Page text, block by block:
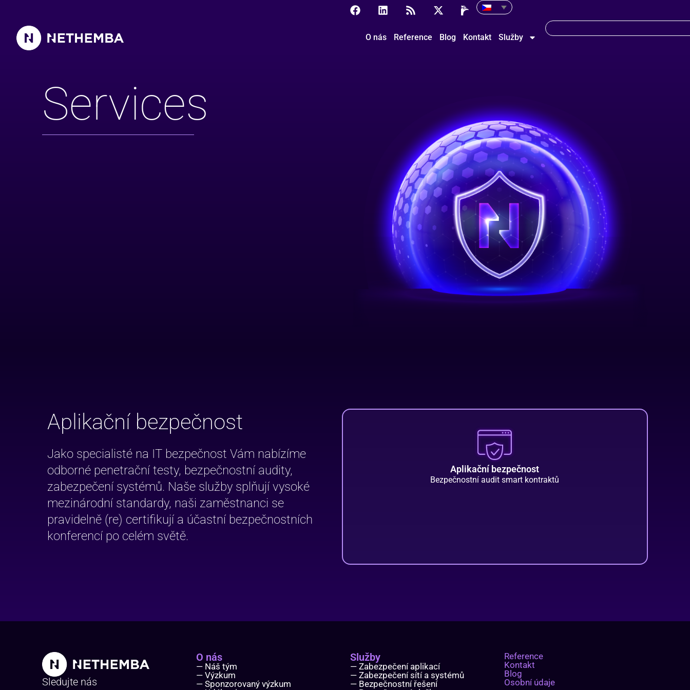
O nás Reference Blog Kontakt Služby
Services
Aplikační bezpečnost
Jako specialisté na IT bezpečnost Vám nabízíme
odborné penetrační testy, bezpečnostní audity,
zabezpečení systémů. Naše služby splňují vysoké
mezinárodní standardy, naši zaměstnanci se
pravidelně (re) certifikují a účastní bezpečnostních
konferencí po celém světě.
Aplikační bezpečnost
Bezpečnostní audit smart kontraktů
Sledujte nás
O nás
— Náš tým
— Výzkum
— Sponzorovaný výzkum
Služby
— Zabezpečení aplikací
— Zabezpečení sítí a systémů
— Bezpečnostní řešení
Reference
Kontakt
Blog
Osobní údaje